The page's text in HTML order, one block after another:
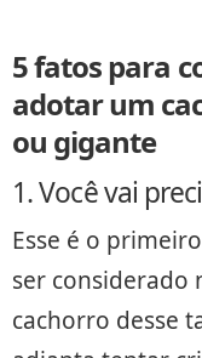
5 fatos para
adotar um
ou gigante
1. Você vai
Esse é o
ser considerado
cachorro desse